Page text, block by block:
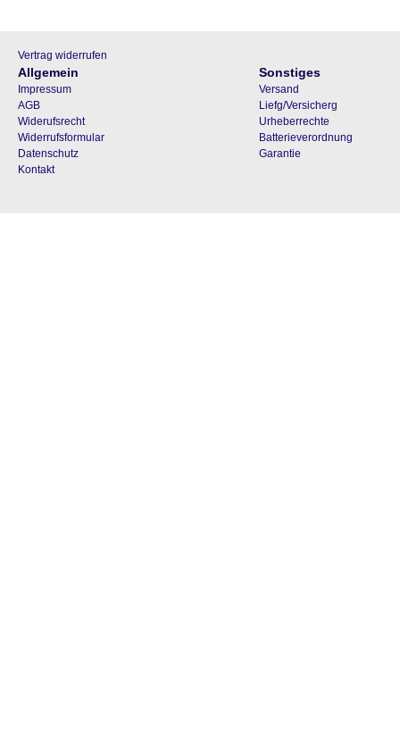
Vertrag widerrufen
Allgemein
Impressum
AGB
Widerufsrecht
Widerrufsformular
Datenschutz
Kontakt
Sonstiges
Versand
Liefg/Versicherg
Urheberrechte
Batterieverordnung
Garantie